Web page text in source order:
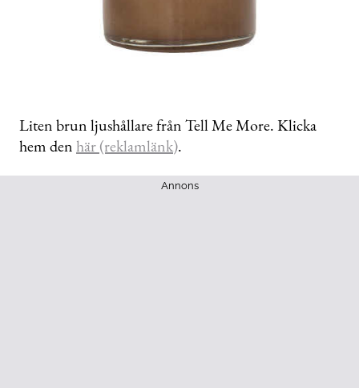
Liten brun ljushållare från Tell Me More. Klicka
hem denhär (reklamlänk).
Annons